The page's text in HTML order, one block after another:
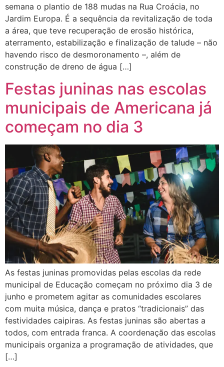
semana o plantio de 188 mudas na Rua Croácia, no
Jardim Europa. É a sequência da revitalização de toda
a área, que teve recuperação de erosão histórica,
aterramento, estabilização e finalização de talude – não
havendo risco de desmoronamento –, além de
construção de dreno de água […]
Festas juninas nas escolas
municipais de Americana já
começam no dia 3
As festas juninas promovidas pelas escolas da rede
municipal de Educação começam no próximo dia 3 de
junho e prometem agitar as comunidades escolares
com muita música, dança e pratos “tradicionais” das
festividades caipiras. As festas juninas são abertas a
todos, com entrada franca. A coordenação das escolas
municipais organiza a programação de atividades, que
[…]